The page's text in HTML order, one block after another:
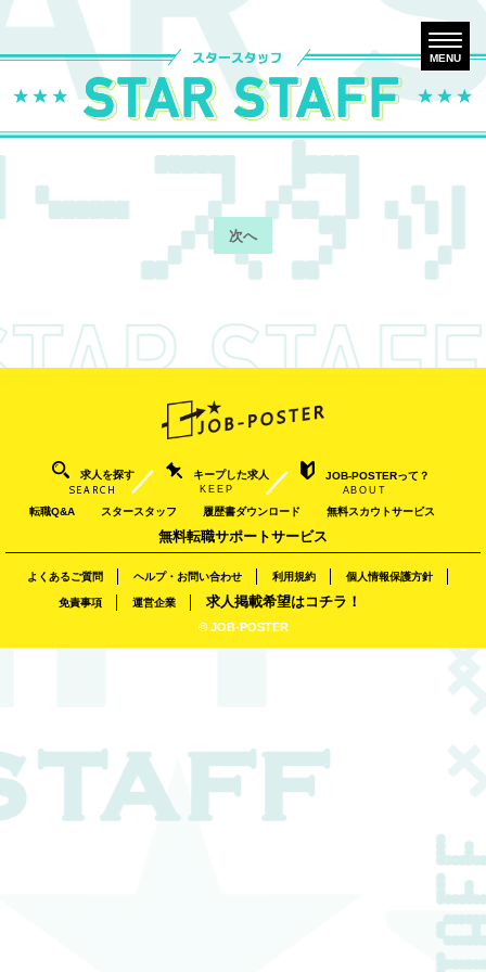
MENU
次へ
求人を探す
SEARCH
キープした求人
KEEP
JOB-POSTERって？
ABOUT
転職Q&A スタースタッフ 履歴書ダウンロード 無料スカウトサービス
無料転職サポートサービス
よくあるご質問 ヘルプ・お問い合わせ 利用規約 個人情報保護方針
免責事項 運営企業 求人掲載希望はコチラ！
© JOB-POSTER